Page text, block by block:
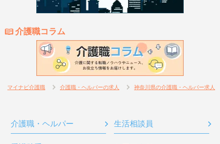
介護職コラム
マイナビ介護職 介護職・ヘルパーの求人 神奈川県の介護職・ヘルパー求人
介護職・ヘルパー 生活相談員